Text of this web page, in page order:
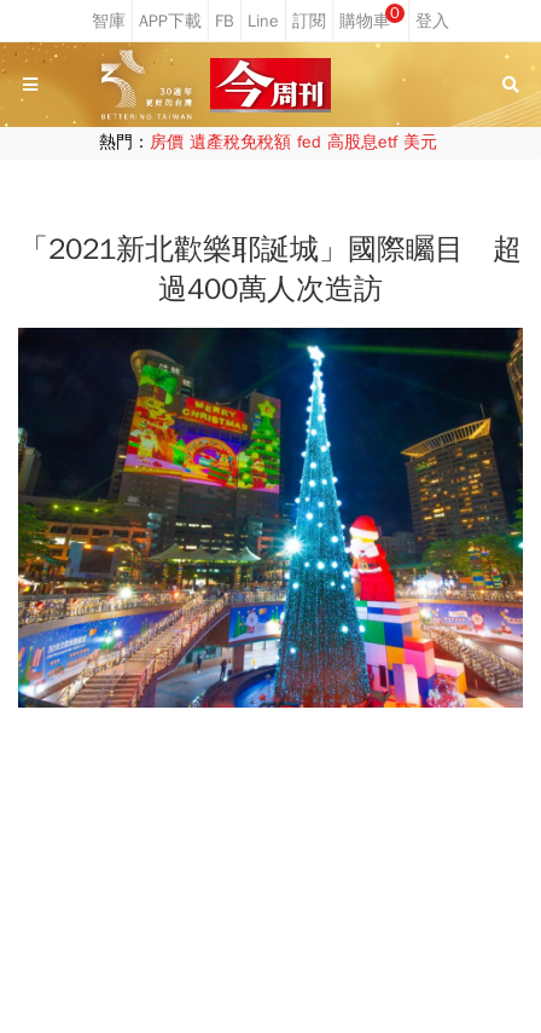
0
熱門： 房價 遺產稅免稅額 fed 高股息etf 美元
「2021新北歡樂耶誕城」國際矚目 超
過400萬人次造訪